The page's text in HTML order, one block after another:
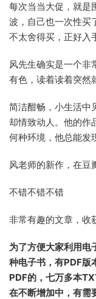
每次当当大促，就是
波，自己也一次性买
不太舍得买，正好入
风先生确实是一个非
有色，读着读着突然
简洁酣畅，小生活中
却情致动人。他的作
何种环境，他总能发
风老师的新作，在豆
不错不错不错
非常有趣的文章，收
为了方便大家利用电
种电子书，有PDF版
PDF的，七万多本
在不断增加中，有需